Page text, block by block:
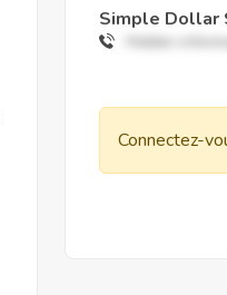
Simple Dollar
Hidden
Connectez-